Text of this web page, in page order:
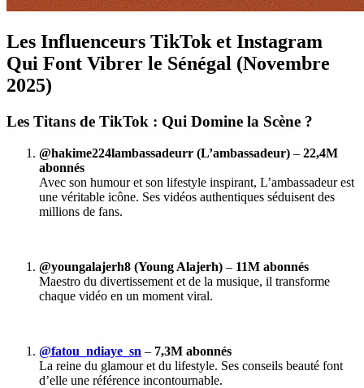
Les Influenceurs TikTok et Instagram
Qui Font Vibrer le Sénégal (Novembre
2025)
Les Titans de TikTok : Qui Domine la Scène ?
@hakime224lambassadeurr (L’ambassadeur) – 22,4M
abonnés
Avec son humour et son lifestyle inspirant, L’ambassadeur est
une véritable icône. Ses vidéos authentiques séduisent des
millions de fans.
@youngalajerh8 (Young Alajerh) – 11M abonnés
Maestro du divertissement et de la musique, il transforme
chaque vidéo en un moment viral.
@fatou_ndiaye_sn – 7,3M abonnés
La reine du glamour et du lifestyle. Ses conseils beauté font
d’elle une référence incontournable.